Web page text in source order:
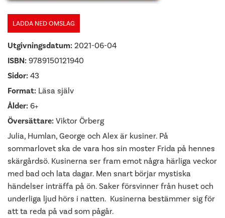
LADDA NED OMSLAG
Utgivningsdatum: 2021-06-04
ISBN: 9789150121940
Sidor: 43
Format: Läsa själv
Ålder: 6+
Översättare: Viktor Örberg
Julia, Humlan, George och Alex är kusiner. På
sommarlovet ska de vara hos sin moster Frida på hennes
skärgårdsö. Kusinerna ser fram emot några härliga veckor
med bad och lata dagar. Men snart börjar mystiska
händelser inträffa på ön. Saker försvinner från huset och
underliga ljud hörs i natten. Kusinerna bestämmer sig för
att ta reda på vad som pågår.